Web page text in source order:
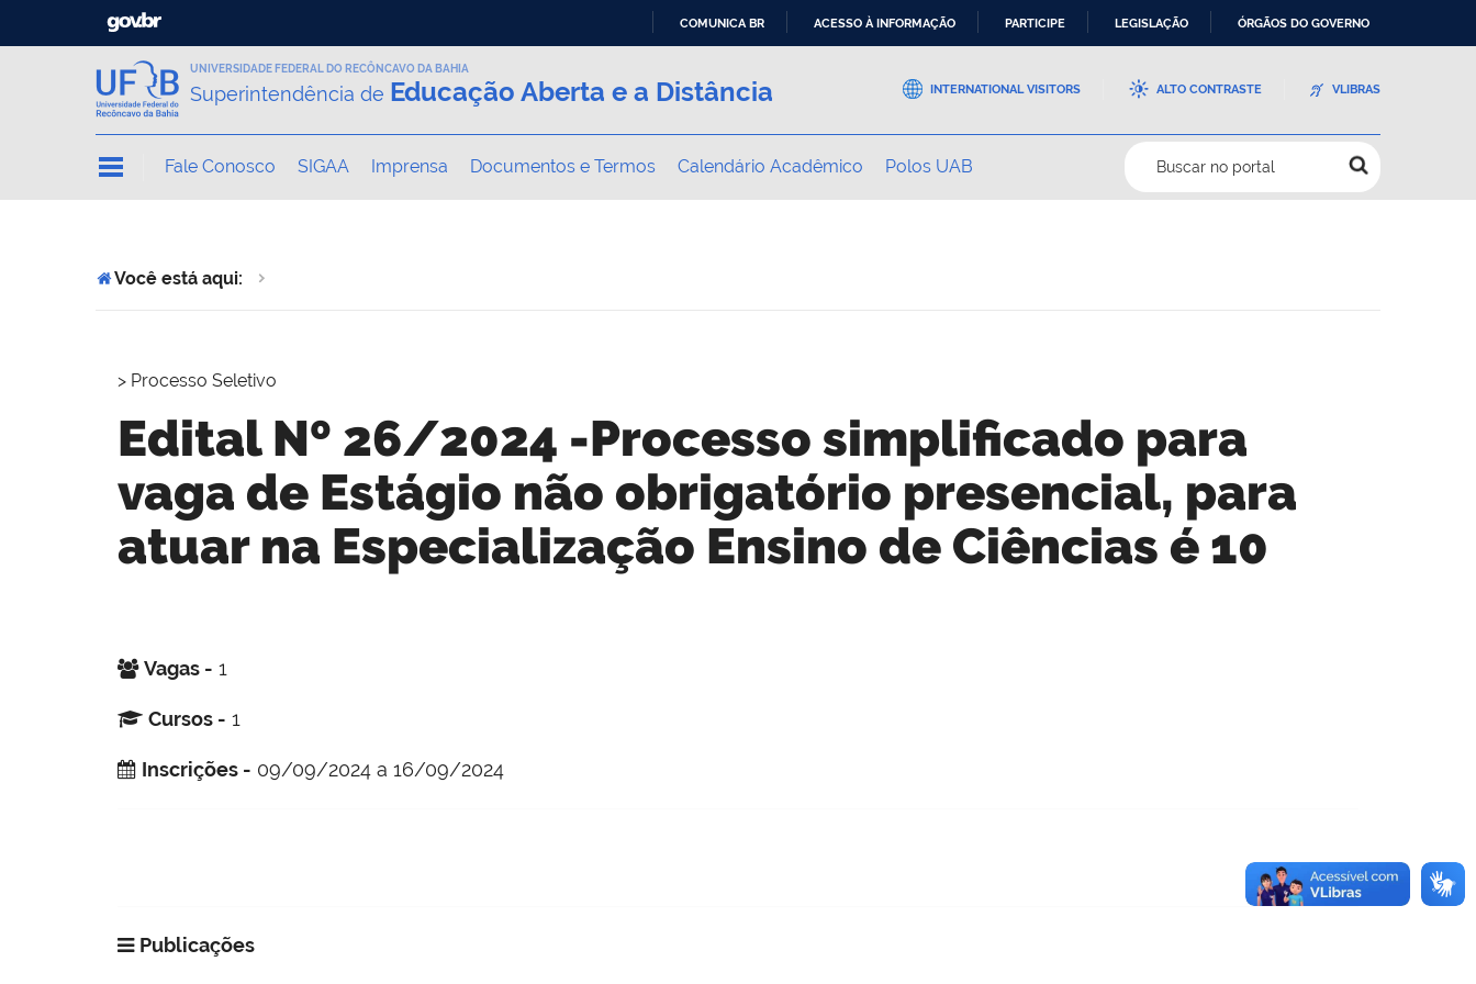
PARA
CONTEÚDO
COMUNICA BR ACESSO À INFORMAÇÃO PARTICIPE LEGISLAÇÃO ÓRGÃOS DO GOVERNO
UNIVERSIDADE FEDERAL DO RECÔNCAVO DA BAHIA
Superintendência de Educação Aberta e a Distância INTERNATIONAL VISITORS ALTO CONTRASTE VLIBRAS
Fale Conosco SIGAA Imprensa Documentos e Termos Calendário Acadêmico Polos UAB Buscar no portal
Você está aqui:
> Processo Seletivo
Edital Nº 26/2024 -Processo simplificado para
vaga de Estágio não obrigatório presencial, para
atuar na Especialização Ensino de Ciências é 10
Vagas - 1
Cursos - 1
Inscrições - 09/09/2024 a 16/09/2024
Publicações